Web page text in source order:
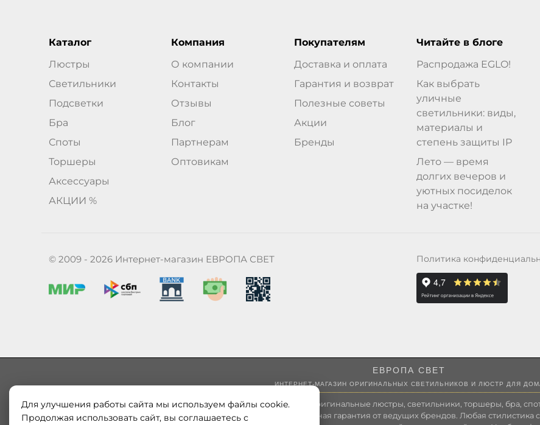
Каталог
Люстры
Светильники
Подсветки
Бра
Споты
Торшеры
Аксессуары
АКЦИИ %
Компания
О компании
Контакты
Отзывы
Блог
Партнерам
Оптовикам
Покупателям
Доставка и оплата
Гарантия и возврат
Полезные советы
Акции
Бренды
Читайте в блоге
Распродажа EGLO!
Как выбрать
уличные
светильники: виды,
материалы и
степень защиты IP
Лето — время
долгих вечеров и
уютных посиделок
на участке!
© 2009 - 2026 Интернет-магазин ЕВРОПА СВЕТ Политика
ЕВРОПА СВЕТ
ИНТЕРНЕТ-МАГАЗИН ОРИГИНАЛЬНЫХ СВЕТИЛЬНИКОВ И ЛЮСТР ДЛЯ
Наш магазин «ЕВРОПА СВЕТ» поставляет и продает в России оригинальные люстры, светильники, торшеры, бра,
Европы и России. Только оригинальная продукция. Полноценная гарантия от ведущих брендов. Любая стилистика
Для улучшения работы сайта мы используем файлы cookie.
Продолжая использовать сайт, вы соглашаетесь с